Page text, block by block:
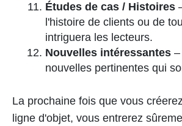
Études de cas / Histoires
l'histoire de clients ou de
intriguera les lecteurs.
Nouvelles intéressantes
nouvelles pertinentes qui
La prochaine fois que vous
ligne d'objet, vous entrerez